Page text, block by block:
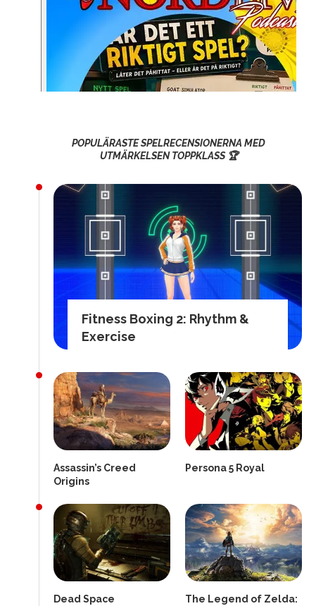
POPULÄRASTE SPELRECENSIONERNA MED
UTMÄRKELSEN TOPPKLASS 🏆
Fitness Boxing 2: Rhythm &
Exercise
Assassin’s Creed
Origins
Persona 5 Royal
Dead Space
The Legend of Zelda: